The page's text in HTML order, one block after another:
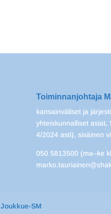
Toiminnanjohtaja
kansainväliset ja
yhteiskunnalliset asiat,
4/2024 asti), sisäinen
050 5813500 (ma–ke
Joukkue-SM